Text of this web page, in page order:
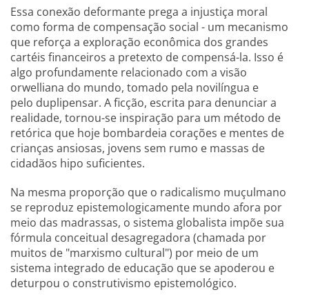
Essa conexão deformante prega a injustiça moral
como forma de compensação social - um mecanismo
que reforça a exploração econômica dos grandes
cartéis financeiros a pretexto de compensá-la. Isso é
algo profundamente relacionado com a visão
orwelliana do mundo, tomado pela novilíngua e
pelo duplipensar. A ficção, escrita para denunciar a
realidade, tornou-se inspiração para um método de
retórica que hoje bombardeia corações e mentes de
crianças ansiosas, jovens sem rumo e massas de
cidadãos hipo suficientes.
Na mesma proporção que o radicalismo muçulmano
se reproduz epistemologicamente mundo afora por
meio das madrassas, o sistema globalista impõe sua
fórmula conceitual desagregadora (chamada por
muitos de "marxismo cultural") por meio de um
sistema integrado de educação que se apoderou e
deturpou o construtivismo epistemológico.